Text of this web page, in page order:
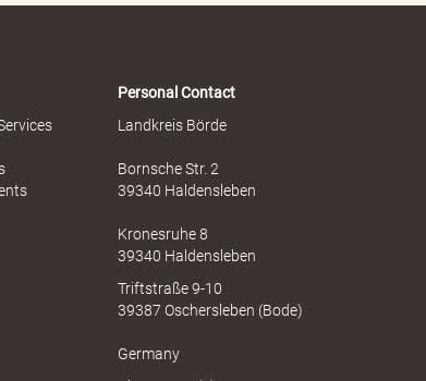
Personal Contact
Landkreis Börde
Bornsche Str. 2
39340 Haldensleben
Kronesruhe 8
39340 Haldensleben
Triftstraße 9-10
39387 Oschersleben (Bode)
Germany